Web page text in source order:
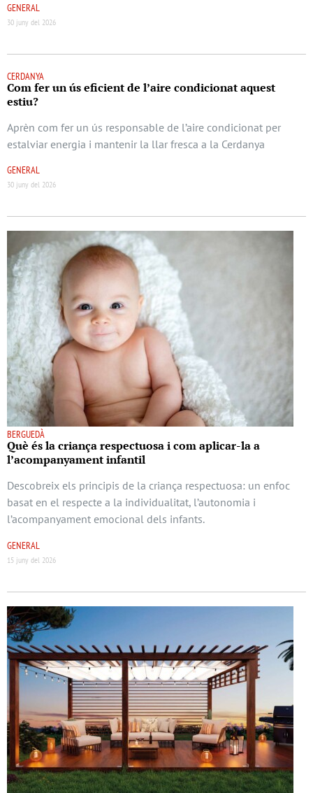
GENERAL
30 juny del 2026
CERDANYA
Com fer un ús eficient de l’aire condicionat aquest
estiu?
Aprèn com fer un ús responsable de l’aire condicionat per
estalviar energia i mantenir la llar fresca a la Cerdanya
GENERAL
30 juny del 2026
BERGUEDÀ
Què és la criança respectuosa i com aplicar-la a
l’acompanyament infantil
Descobreix els principis de la criança respectuosa: un enfoc
basat en el respecte a la individualitat, l’autonomia i
l’acompanyament emocional dels infants.
GENERAL
15 juny del 2026